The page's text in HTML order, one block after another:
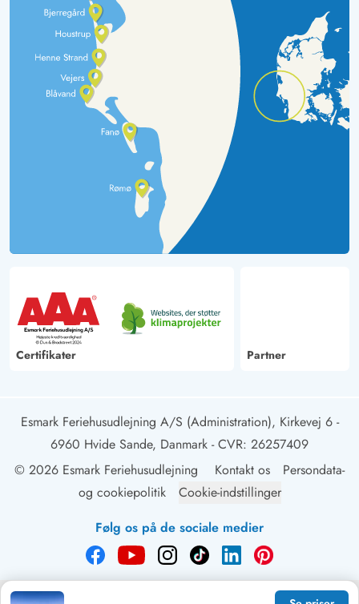
Certifikater Partner
Esmark Feriehusudlejning A/S (Administration), Kirkevej 6 -
6960 Hvide Sande, Danmark - CVR: 26257409
© 2026 Esmark Feriehusudlejning
Kontakt os
Persondata-
og cookiepolitik
Cookie-indstillinger
Følg os på de sociale medier